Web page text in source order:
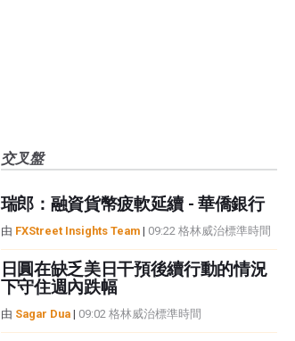
交叉盤
瑞郎：融資貨幣疲軟延續 - 華僑銀行
由 FXStreet Insights Team| 09:22 格林威治標準時間
日圓在缺乏美日干預後續行動的情況
下守住週內跌幅
由 Sagar Dua| 09:02 格林威治標準時間